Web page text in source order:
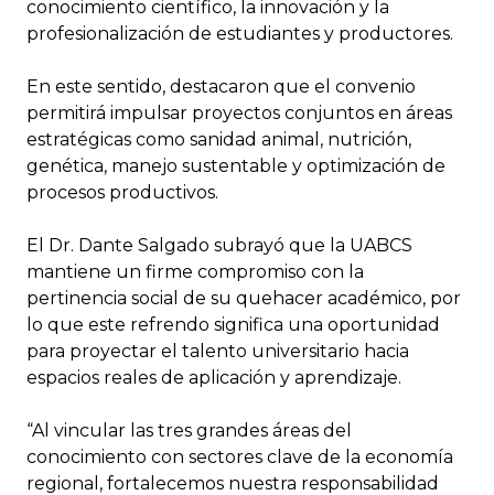
conocimiento científico, la innovación y la
profesionalización de estudiantes y productores.
En este sentido, destacaron que el convenio
permitirá impulsar proyectos conjuntos en áreas
estratégicas como sanidad animal, nutrición,
genética, manejo sustentable y optimización de
procesos productivos.
El Dr. Dante Salgado subrayó que la UABCS
mantiene un firme compromiso con la
pertinencia social de su quehacer académico, por
lo que este refrendo significa una oportunidad
para proyectar el talento universitario hacia
espacios reales de aplicación y aprendizaje.
“Al vincular las tres grandes áreas del
conocimiento con sectores clave de la economía
regional, fortalecemos nuestra responsabilidad